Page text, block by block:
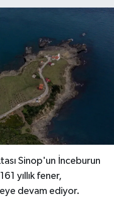
Sinop'un İnceburun
yıllık fener,
devam ediyor.